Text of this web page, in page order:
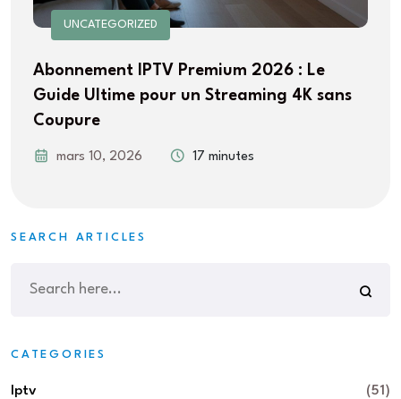
UNCATEGORIZED
Abonnement IPTV Premium 2026 : Le
Guide Ultime pour un Streaming 4K sans
Coupure
mars 10, 2026 17 minutes
SEARCH ARTICLES
CATEGORIES
Iptv (51)